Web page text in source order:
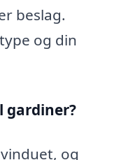
beslag.
og din
gardiner?
og